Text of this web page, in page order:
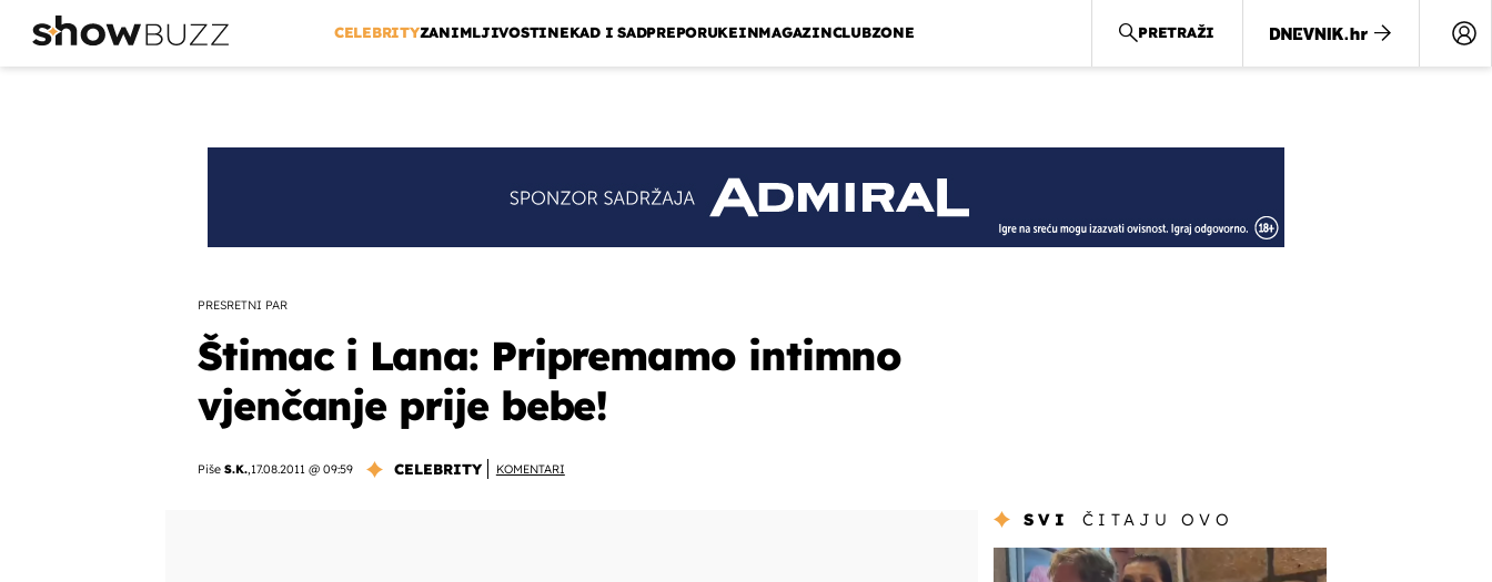
CELEBRITYZANIMLJIVOSTINEKAD I SADPREPORUKEINMAGAZINCLUBZONE PRETRAŽI
PRESRETNI PAR
Štimac i Lana: Pripremamo intimno
vjenčanje prije bebe!
Piše S.K.,17.08.2011 @ 09:59 CELEBRITY KOMENTARI
SVI ČITAJU OVO